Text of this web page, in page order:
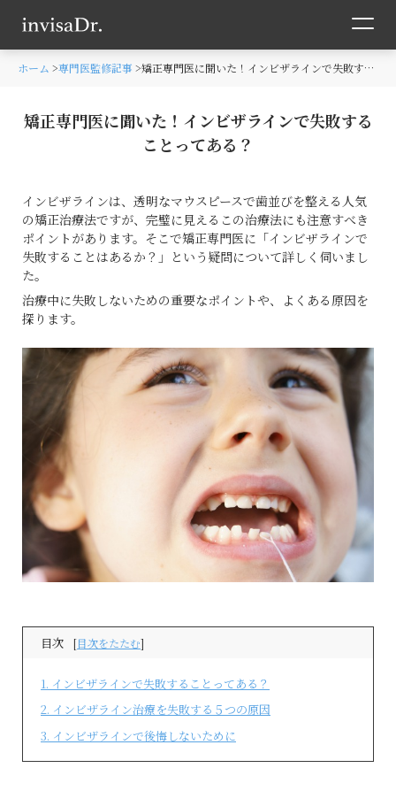
ホーム 専門医監修記事 矯正専門医に聞いた！インビザラインで失敗することってある？
矯正専門医に聞いた！インビザラインで失敗する
ことってある？
インビザラインは、透明なマウスピースで歯並びを整える人気
の矯正治療法ですが、完璧に見えるこの治療法にも注意すべき
ポイントがあります。そこで矯正専門医に「インビザラインで
失敗することはあるか？」という疑問について詳しく伺いまし
た。
治療中に失敗しないための重要なポイントや、よくある原因を
探ります。
目次 [目次をたたむ]
1 インビザラインで失敗することってある？
2 インビザライン治療を失敗する５つの原因
3 インビザラインで後悔しないために